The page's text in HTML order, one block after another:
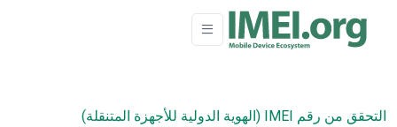
التحقق من رقم IMEI (الهوية الدولية للأجهزة المتنقلة)